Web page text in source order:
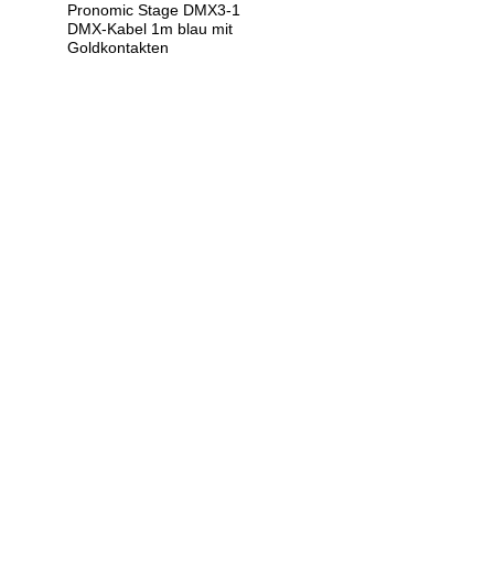
Pronomic Stage DMX3-1
DMX-Kabel 1m blau mit
Goldkontakten